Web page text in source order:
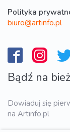
Polityka
biuro@artinfo.pl
Bądź na
Dowiaduj się
na Artinfo.pl